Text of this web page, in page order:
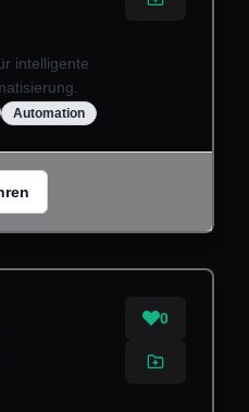
intelligente
Automation
0